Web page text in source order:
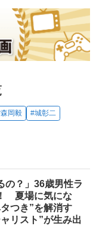
岡毅
#城彰二
の？」36歳男性ラ
夏場に気にな
つき”を解消す
リスト”が生み出